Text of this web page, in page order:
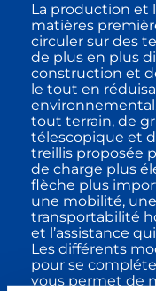
La production et
matières
circuler sur des
de plus en plus
construction et
le tout en
tout terrain, de
télescopique et
treillis proposée
de charge plus
flèche plus
une mobilité,
transportabilité
et l’assistance
Les différents
pour se
vous permet de